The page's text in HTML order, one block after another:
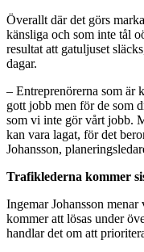
Överallt där det görs
känsliga och som inte tål
resultat att gatuljuset
dagar.
– Entreprenörerna som är
gott jobb men för de som
som vi inte gör vårt jobb.
kan vara lagat, för det
Johansson,
Trafiklederna kommer
Ingemar Johansson
kommer att lösas under
handlar det om att